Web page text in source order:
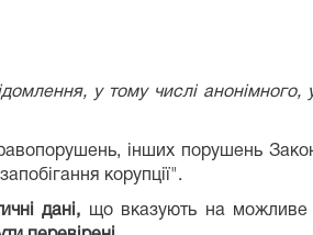
у тому числі анонімного,
інших порушень
корупції".
дані, що вказують на можливе